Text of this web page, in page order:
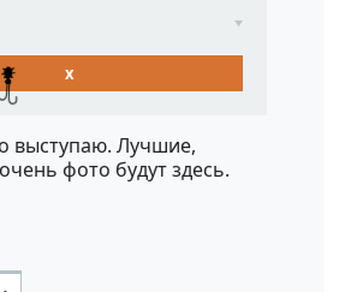
x
выступаю. Лучшие,
фото будут здесь.